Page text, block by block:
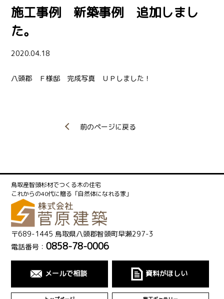
施工事例 新築事例 追加しまし
た。
2020.04.18
八頭郡 Ｆ様邸 完成写真 ＵＰしました！
前のページに戻る
鳥取産智頭杉材でつくる木の住宅
これからの40代に贈る「自然体になれる家」
〒689-1445 鳥取県八頭郡智頭町早瀬297-3
電話番号：0858-78-0006
メールで相談 資料がほしい